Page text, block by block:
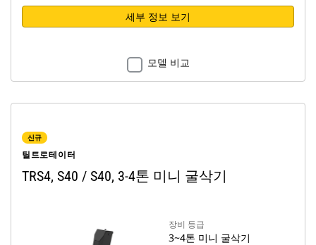
세부 정보 보기
모델 비교
신규
틸트로테이터
TRS4, S40 / S40, 3-4톤 미니 굴삭기
장비 등급
3~4톤 미니 굴삭기